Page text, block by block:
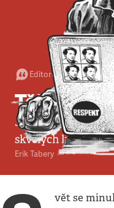
Editorial•1. 5. 2022• 4
Těžký
Josef Wechsberg
skvělých lidí
Erik Tabery
vět se